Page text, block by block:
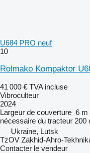
U684 PRO neuf
10
Rolmako Kompaktor
41 000 € TVA incluse
Vibroculteur
2024
Largeur de couverture 6 m
nécessaire du tracteur 200
Ukraine, Lutsk
TzOV Zakhid-Ahro-
Contacter le vendeur